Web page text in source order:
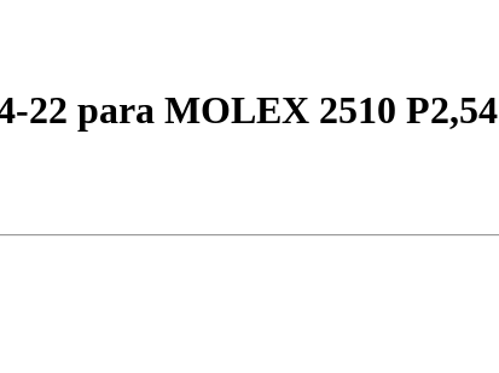
para MOLEX 2510 P2,54